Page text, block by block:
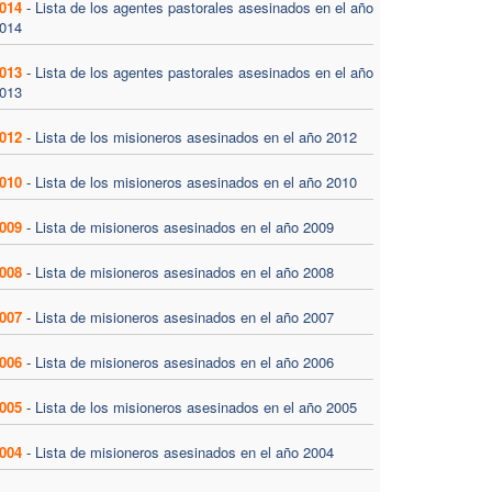
- Lista de los agentes pastorales asesinados en el año
- Lista de los agentes pastorales asesinados en el año
- Lista de los misioneros asesinados en el año 2012
- Lista de los misioneros asesinados en el año 2010
- Lista de misioneros asesinados en el año 2009
- Lista de misioneros asesinados en el año 2008
- Lista de misioneros asesinados en el año 2007
- Lista de misioneros asesinados en el año 2006
- Lista de los misioneros asesinados en el año 2005
- Lista de misioneros asesinados en el año 2004